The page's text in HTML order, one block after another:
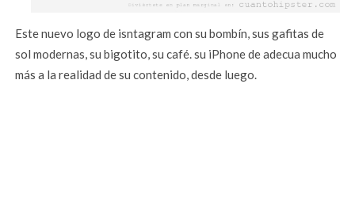
Este nuevo logo de isntagram con su bombín, sus gafitas de
sol modernas, su bigotito, su café. su iPhone de adecua mucho
más a la realidad de su contenido, desde luego.